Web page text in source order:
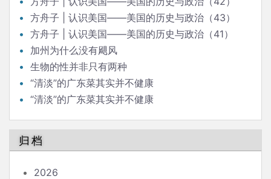
方舟子 | 认识美国——美国的历史与政治（43）
方舟子 | 认识美国——美国的历史与政治（41）
加州为什么没有飓风
生物的性并非只有两种
“清淡”的广东菜其实并不健康
“清淡”的广东菜其实并不健康
归档
2026